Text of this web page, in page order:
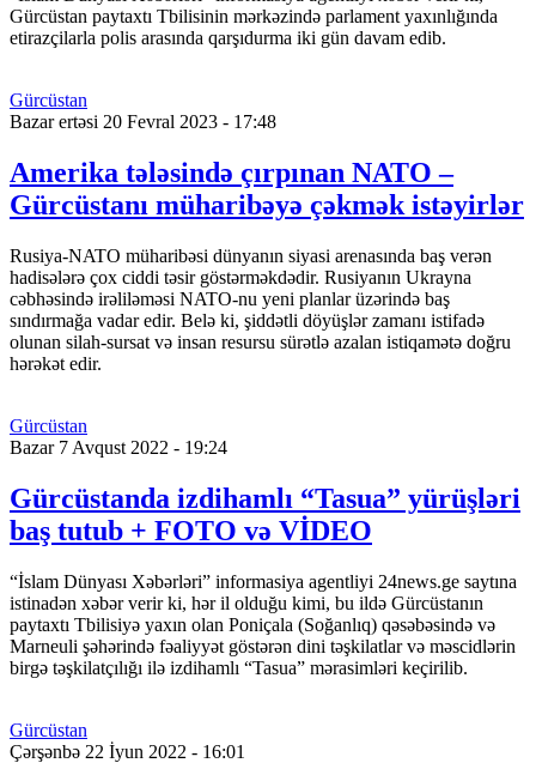
Gürcüstan paytaxtı Tbilisinin mərkəzində parlament yaxınlığında
etirazçilarla polis arasında qarşıdurma iki gün davam edib.
Gürcüstan
Bazar ertəsi 20 Fevral 2023 - 17:48
Amerika tələsində çırpınan NATO –
Gürcüstanı müharibəyə çəkmək istəyirlər
Rusiya-NATO müharibəsi dünyanın siyasi arenasında baş verən
hadisələrə çox ciddi təsir göstərməkdədir. Rusiyanın Ukrayna
cəbhəsində irəliləməsi NATO-nu yeni planlar üzərində baş
sındırmağa vadar edir. Belə ki, şiddətli döyüşlər zamanı istifadə
olunan silah-sursat və insan resursu sürətlə azalan istiqamətə doğru
hərəkət edir.
Gürcüstan
Bazar 7 Avqust 2022 - 19:24
Gürcüstanda izdihamlı “Tasua” yürüşləri
baş tutub + FOTO və VİDEO
“İslam Dünyası Xəbərləri” informasiya agentliyi 24news.ge saytına
istinadən xəbər verir ki, hər il olduğu kimi, bu ildə Gürcüstanın
paytaxtı Tbilisiyə yaxın olan Poniçala (Soğanlıq) qəsəbəsində və
Marneuli şəhərində fəaliyyət göstərən dini təşkilatlar və məscidlərin
birgə təşkilatçılığı ilə izdihamlı “Tasua” mərasimləri keçirilib.
Gürcüstan
Çərşənbə 22 İyun 2022 - 16:01